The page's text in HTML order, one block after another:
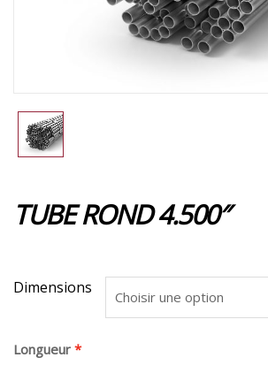
TUBE ROND 4.500″
Dimensions
Longueur